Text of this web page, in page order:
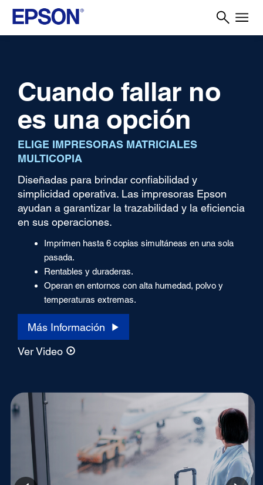
Cuando fallar no
es una opción
ELIGE IMPRESORAS MATRICIALES
MULTICOPIA
Diseñadas para brindar confiabilidad y
simplicidad operativa. Las impresoras Epson
ayudan a garantizar la trazabilidad y la eficiencia
en sus operaciones.
Imprimen hasta 6 copias simultáneas en una sola
pasada.
Rentables y duraderas.
Operan en entornos con alta humedad, polvo y
temperaturas extremas.
Más Información
Ver Video